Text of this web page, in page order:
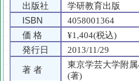
出版社
学研教育出版
ISBN
4058001364
価 格
¥1,404(税込)
発行日
2013/11/29
著 者
東京学芸大学附
(著)